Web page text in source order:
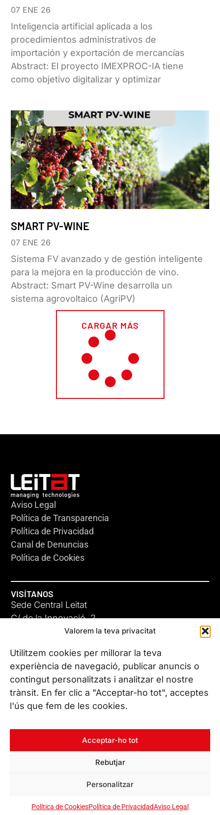
Valorem la teva privacitat
Utilitzem cookies per millorar la teva
experiència de navegació, publicar anuncis o
contingut personalitzats i analitzar el nostre
trànsit. En fer clic a "Acceptar-ho tot", acceptes
l'ús que fem de les cookies.
Acceptar-ho tot
Rebutjar
Personalitzar
Política de CookiesPolítica de PrivacidadAviso Legal
07 ENE 26
Inteligencia artificial aplicada a los
procedimientos administrativos de
importación y exportación de mercancías
Abstract: El proyecto IMEXPROC-IA tiene
como objetivo digitalizar y optimizar
SMART PV-WINE
07 ENE 26
Sistema FV avanzado y de gestión inteligente
para la mejora en la producción de vino.
Abstract: Smart PV-Wine desarrolla un
sistema agrovoltaico (AgriPV)
CARGAR MÁS
Aviso Legal
Política de Transparencia
Política de Privacidad
Canal de Denuncias
Política de Cookies
VISÍTANOS
Sede Central Leitat
C/ de la Innovació, 2
08225 Terrassa, (Barcelona)
Conoce todas nuestras sedes
CONTÁCTANOS
Tel. (+34) 937 882 300